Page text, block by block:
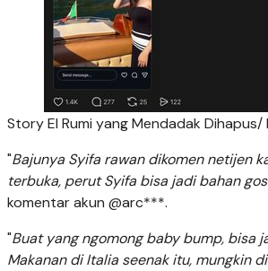
Story El Rumi yang Mendadak
"Bajunya Syifa rawan dikomen netijen
terbuka, perut Syifa bisa jadi bahan
komentar akun @arc***.
"Buat yang ngomong baby bump, bisa
Makanan di Italia seenak itu, mungkin